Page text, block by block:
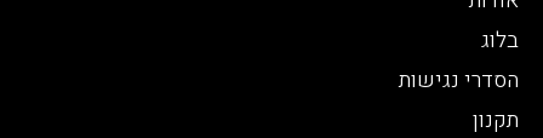
בלוג
הסדרי נגישות
תקנון